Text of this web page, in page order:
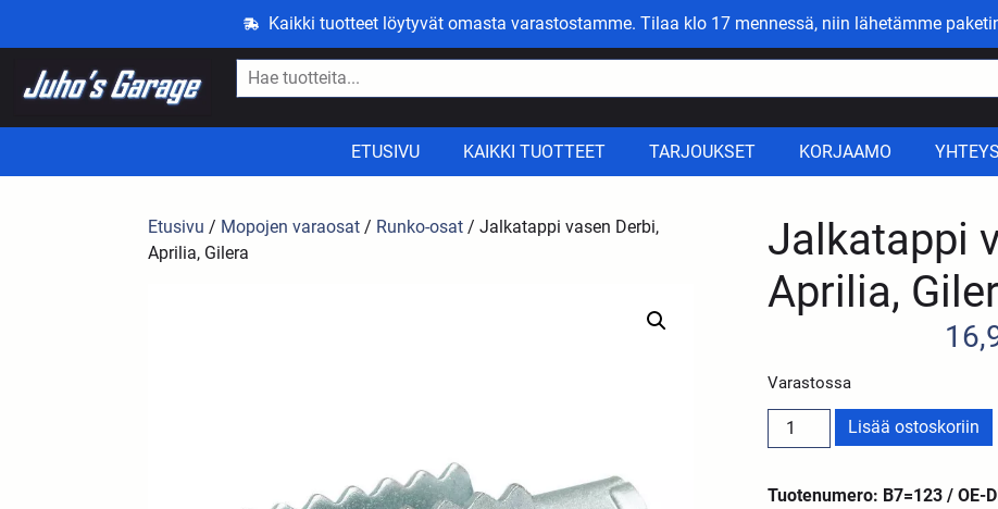
Kaikki tuotteet löytyvät omasta varastostamme. Tilaa klo 17 mennessä, niin lähetämme
ETUSIVU KAIKKI TUOTTEET TARJOUKSET KORJAAMO
Etusivu / Mopojen varaosat / Runko-osat / Jalkatappi vasen Derbi,
Aprilia, Gilera
Jalkatappi
Aprilia,
Varastossa
Lisää ostoskoriin
Tuotenumero: B7=123 / OE-